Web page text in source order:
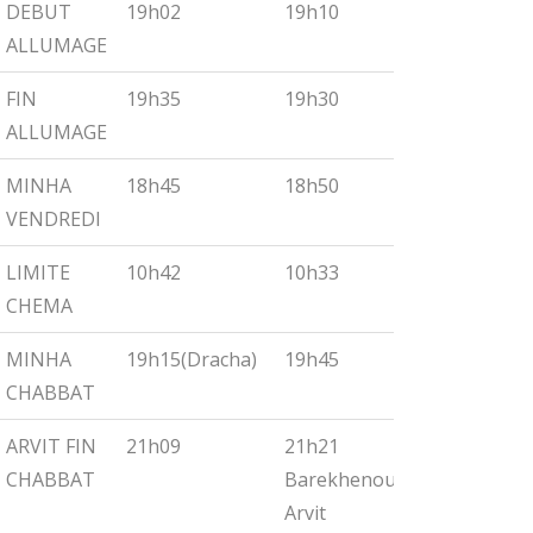
DEBUT
ALLUMAGE
19h02 19h10
FIN
ALLUMAGE
19h35 19h30
MINHA
VENDREDI
18h45 18h50
LIMITE
CHEMA
10h42 10h33
MINHA
CHABBAT
19h15(Dracha) 19h45
ARVIT FIN
CHABBAT
21h09
21h21
Barekhenou
Arvit